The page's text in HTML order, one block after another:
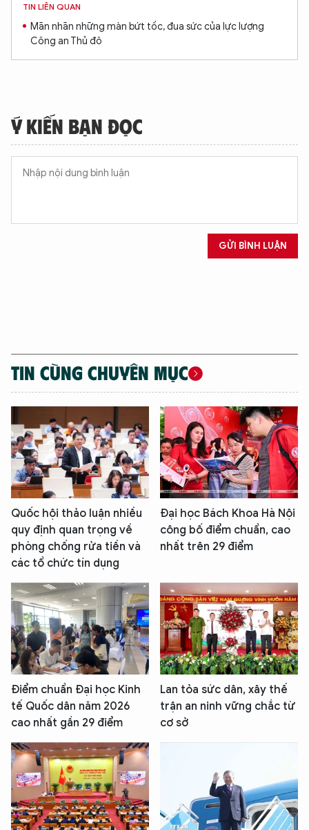
TIN LIÊN QUAN
Mãn nhãn những màn bứt tốc, đua sức của lực lượng
Công an Thủ đô
Ý KIẾN BẠN ĐỌC
GỬI BÌNH LUẬN
TIN CÙNG CHUYÊN MỤC
Quốc hội thảo luận nhiều
quy định quan trọng về
phòng chống rửa tiền và
các tổ chức tín dụng
Đại học Bách Khoa Hà Nội
công bố điểm chuẩn, cao
nhất trên 29 điểm
Điểm chuẩn Đại học Kinh
tế Quốc dân năm 2026
cao nhất gần 29 điểm
Lan tỏa sức dân, xây thế
trận an ninh vững chắc từ
cơ sở